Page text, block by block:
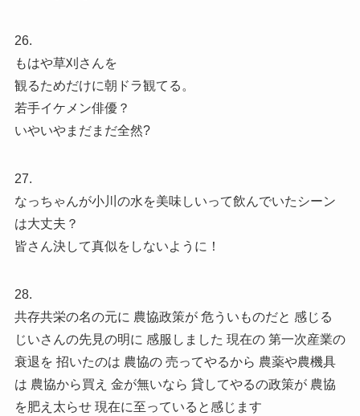
26.
もはや草刈さんを
観るためだけに朝ドラ観てる。
若手イケメン俳優？
いやいやまだまだ全然?
27.
なっちゃんが小川の水を美味しいって飲んでいたシーン
は大丈夫？
皆さん決して真似をしないように！
28.
共存共栄の名の元に 農協政策が 危ういものだと 感じる
じいさんの先見の明に 感服しました 現在の 第一次産業の
衰退を 招いたのは 農協の 売ってやるから 農薬や農機具
は 農協から買え 金が無いなら 貸してやるの政策が 農協
を肥え太らせ 現在に至っていると感じます